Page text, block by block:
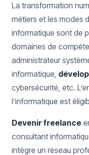
La transformation
métiers et les modes
informatique sont de
domaines de
administrateur
informatique,
cybersécurité, etc.
l’informatique est
Devenir freelance
consultant
intègre un réseau